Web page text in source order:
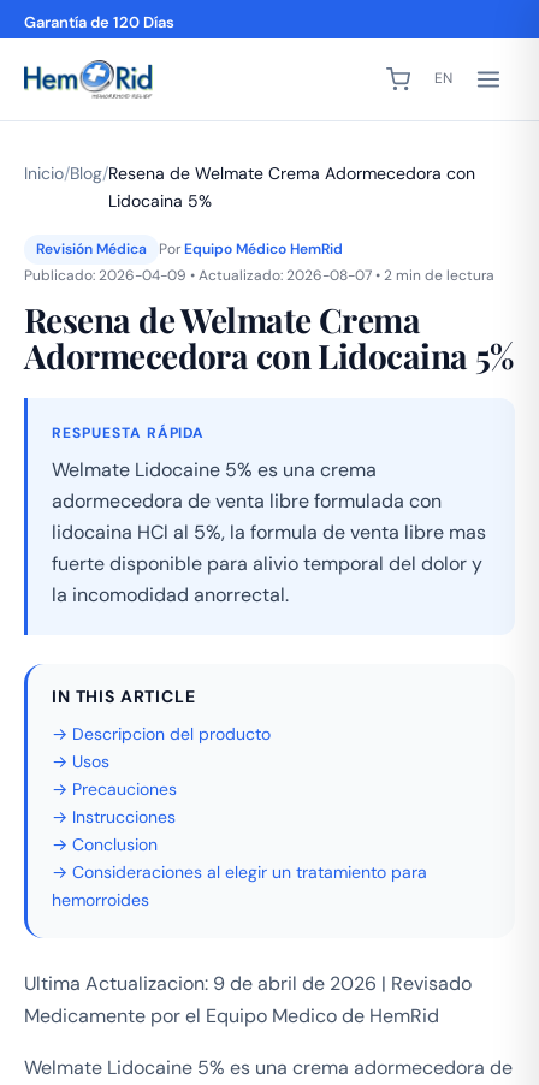
Garantía de 120 Días
EN
Inicio/Blog/Resena de Welmate Crema Adormecedora con
Lidocaina 5%
Revisión Médica PorEquipo Médico HemRid
Publicado: 2026-04-09 • Actualizado: 2026-08-07 • 2 min de lectura
Resena de Welmate Crema
Adormecedora con Lidocaina 5%
RESPUESTA RÁPIDA
Welmate Lidocaine 5% es una crema
adormecedora de venta libre formulada con
lidocaina HCl al 5%, la formula de venta libre mas
fuerte disponible para alivio temporal del dolor y
la incomodidad anorrectal.
IN THIS ARTICLE
→ Descripcion del producto
→ Usos
→ Precauciones
→ Instrucciones
→ Conclusion
→ Consideraciones al elegir un tratamiento para
hemorroides
Ultima Actualizacion: 9 de abril de 2026 | Revisado
Medicamente por el Equipo Medico de HemRid
Welmate Lidocaine 5% es una crema adormecedora de